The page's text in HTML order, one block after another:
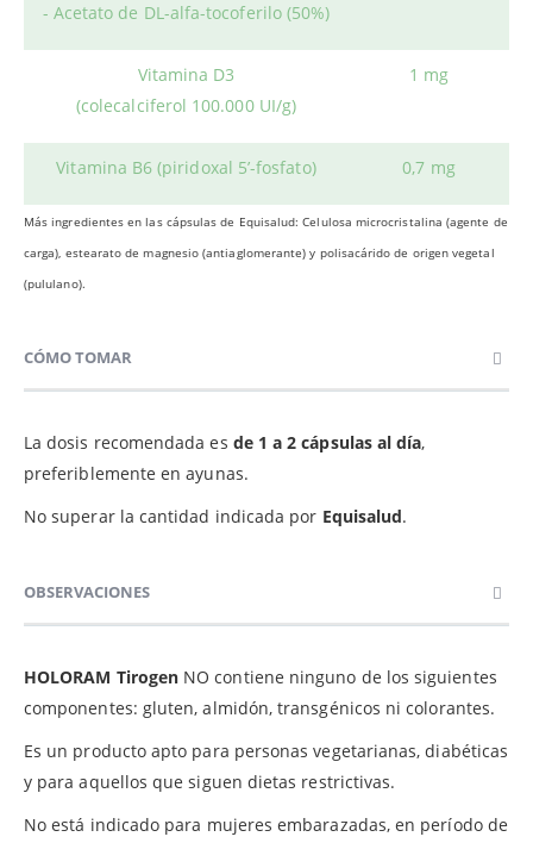
- Acetato de DL-alfa-tocoferilo (50%)
Vitamina D3
(colecalciferol 100.000 UI/g)
1 mg
Vitamina B6 (piridoxal 5’-fosfato) 0,7 mg
Más ingredientes en las cápsulas de Equisalud: Celulosa microcristalina (agente de
carga), estearato de magnesio (antiaglomerante) y polisacárido de origen vegetal
(pululano).
CÓMO TOMAR
La dosis recomendada es de 1 a 2 cápsulas al día,
preferiblemente en ayunas.
No superar la cantidad indicada por Equisalud.
OBSERVACIONES
HOLORAM Tirogen NO contiene ninguno de los siguientes
componentes: gluten, almidón, transgénicos ni colorantes.
Es un producto apto para personas vegetarianas, diabéticas
y para aquellos que siguen dietas restrictivas.
No está indicado para mujeres embarazadas, en período de